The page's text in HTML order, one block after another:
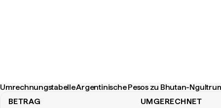
Umrechnungstabelle Argentinische Pesos zu Bhutan-
BETRAG UMGERECHNET